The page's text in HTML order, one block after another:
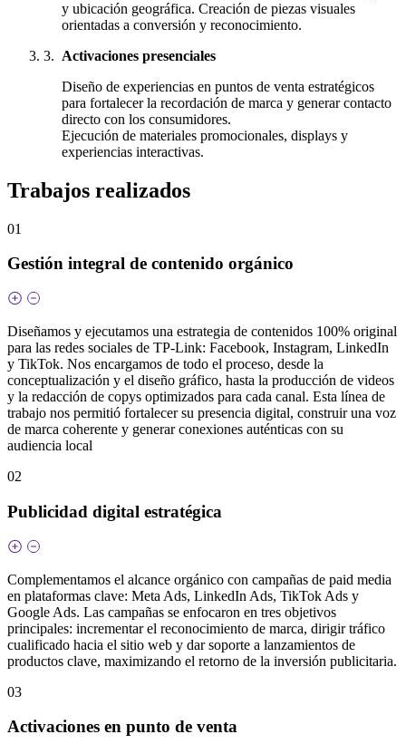
y ubicación geográfica. Creación de piezas visuales
orientadas a conversión y reconocimiento.
Activaciones presenciales
Diseño de experiencias en puntos de venta estratégicos
para fortalecer la recordación de marca y generar contacto
directo con los consumidores.
Ejecución de materiales promocionales, displays y
experiencias interactivas.
Trabajos realizados
01
Gestión integral de contenido orgánico
Diseñamos y ejecutamos una estrategia de contenidos 100% original
para las redes sociales de TP‑Link: Facebook, Instagram, LinkedIn
y TikTok. Nos encargamos de todo el proceso, desde la
conceptualización y el diseño gráfico, hasta la producción de videos
y la redacción de copys optimizados para cada canal. Esta línea de
trabajo nos permitió fortalecer su presencia digital, construir una voz
de marca coherente y generar conexiones auténticas con su
audiencia local
02
Publicidad digital estratégica
Complementamos el alcance orgánico con campañas de paid media
en plataformas clave: Meta Ads, LinkedIn Ads, TikTok Ads y
Google Ads. Las campañas se enfocaron en tres objetivos
principales: incrementar el reconocimiento de marca, dirigir tráfico
cualificado hacia el sitio web y dar soporte a lanzamientos de
productos clave, maximizando el retorno de la inversión publicitaria.
03
Activaciones en punto de venta